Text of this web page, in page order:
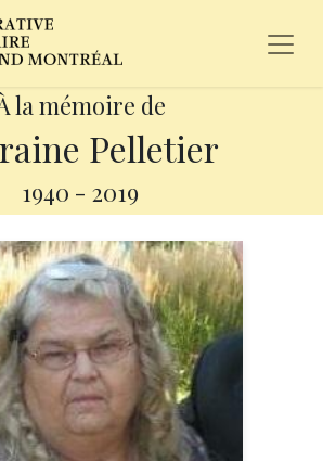
la mémoire de
Pelletier
1940 - 2019